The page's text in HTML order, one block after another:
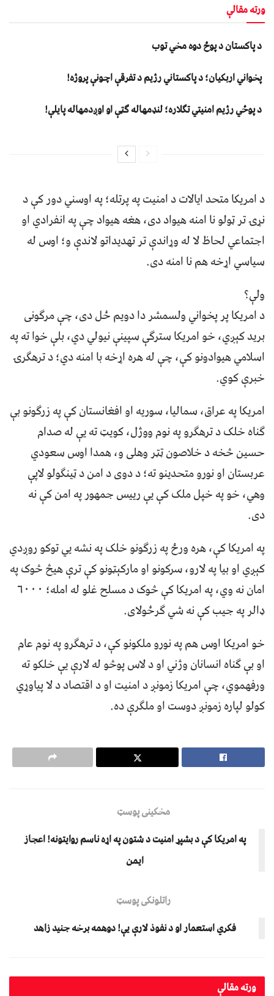
ورته مقالې
د پاکستان د پوځ دوه مخي توب
پخواني اربکیان؛ د پاکستاني رژیم د تفرقې اچونې پروژه!
د پوځي رژیم امنیتي تګلاره؛ لنډمهاله ګټې او اوږدمهاله پایلې!
د امریکا متحد ایالات د امنیت په پرتله؛ په اوسني دور کې د
نړۍ تر ټولو نا امنه هیواد دی، هغه هیواد چې په انفرادي او
اجتماعي لحاظ لا له وړاندې تر تهدیداتو لاندې و؛ اوس له
سیاسي اړخه هم نا امنه دی.
ولې؟
د امریکا پر پخواني ولسمشر دا دویم ځل دی، چې مرګونی
بريد کېږي، خو امریکا سترګې سپینې نيولي دي، بلې خوا ته په
اسلامي هیوادونو کې، چې له هره اړخه با امنه دي؛ د ترهګرۍ
خبرې کوي.
امریکا په عراق، سمالیا، سوریه او افغانستان کې په زرګونو بې
ګناه خلک د ترهګرو په نوم ووژل، کویټ ته یې له صدام
حسین څخه د خلاصون ټټر وهلی و، همدا اوس سعودي
عربستان او نورو متحدینو ته؛ د دوی د امن د ټینګولو لاپې
وهي، خو په خپل ملک کې یې رییس جمهور په امن کې نه
دی.
په امریکا کې، هره ورځ په زرګونو خلک په نشه یي توکو روږدي
کېږي او بیا په لارو، سرکونو او مارکېټونو کې ترې هیڅ څوک په
امان نه وي، په امریکا کې څوک د مسلح غلو له امله؛ ۶۰۰۰
ډالر په جیب کې نه شي ګرځولای.
خو امریکا اوس هم په نورو ملکونو کې، د ترهګرو په نوم عام
او بې ګناه انسانان وژني او د لاس پوڅو له لارې یې خلکو ته
ورفهموي، چې امریکا زمونږ د امنیت او د اقتصاد د لا پیاوړي
کولو لپاره زمونږ دوست او ملګرې ده.
مخکینی پوسټ
په امریکا کې د بشپړ امنیت د شتون په اړه ناسم روایتونه! اعجاز
ایمن
راتلونکی پوسټ
فکري استعمار او د نفوذ لارې یې! دوهمه برخه جنید زاهد
ورتهمقالې